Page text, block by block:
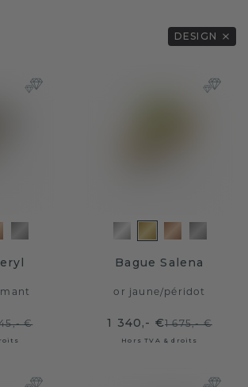
DESIGN
€
Bague Salena
or jaune/péridot
1 340,- €1 675,- €
Hors TVA & droits